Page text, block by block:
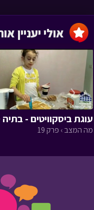
עוגת ביסקוויטים -
מה המצב › פרק 19
‹